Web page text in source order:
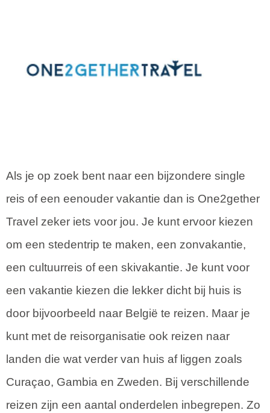
Als je op zoek bent naar een bijzondere single
reis of een eenouder vakantie dan is One2gether
Travel zeker iets voor jou. Je kunt ervoor kiezen
om een stedentrip te maken, een zonvakantie,
een cultuurreis of een skivakantie. Je kunt voor
een vakantie kiezen die lekker dicht bij huis is
door bijvoorbeeld naar België te reizen. Maar je
kunt met de reisorganisatie ook reizen naar
landen die wat verder van huis af liggen zoals
Curaçao, Gambia en Zweden. Bij verschillende
reizen zijn een aantal onderdelen inbegrepen. Zo